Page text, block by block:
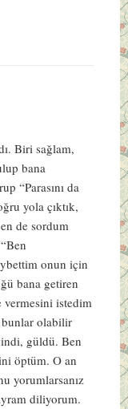
Biri sağlam,
bana
“Parasını da
yola çıktık,
de sordum
onun için
bana getiren
vermesini istedim
bunlar olabilir
güldü. Ben
öptüm. O an
yorumlarsanız
diliyorum.